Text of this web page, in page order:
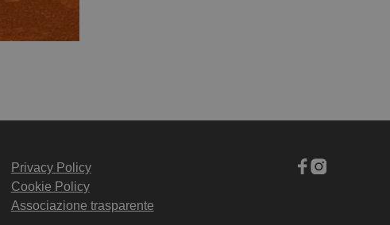
Privacy Policy
Cookie Policy
Associazione trasparente